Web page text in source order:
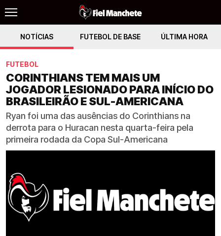
NOTÍCIAS FUTEBOL DE BASE ÚLTIMA HORA
FUTEBOL
CORINTHIANS TEM MAIS UM
JOGADOR LESIONADO PARA INÍCIO DO
BRASILEIRÃO E SUL-AMERICANA
Ryan foi uma das ausências do Corinthians na
derrota para o Huracan nesta quarta-feira pela
primeira rodada da Copa Sul-Americana